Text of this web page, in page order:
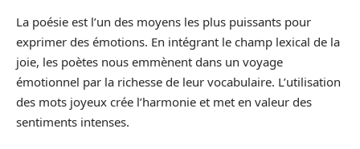
La poésie est l’un des moyens les plus puissants pour
exprimer des émotions. En intégrant le champ lexical de la
joie, les poètes nous emmènent dans un voyage
émotionnel par la richesse de leur vocabulaire. L’utilisation
des mots joyeux crée l’harmonie et met en valeur des
sentiments intenses.